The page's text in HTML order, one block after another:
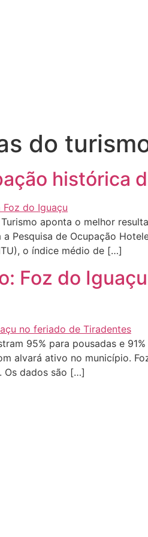
do
histórica
aponta o melhor
Pesquisa de Ocupação
o índice médio de […]
Foz do
95% para pousadas e
alvará ativo no município.
Os dados são […]